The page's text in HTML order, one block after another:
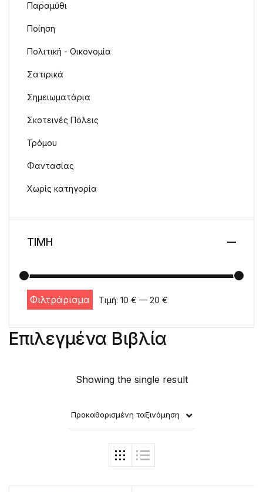
Επιλεγμένα Βιβλία
Showing the single result
Προκαθορισμένη ταξινόμηση
Παραμύθι
Ποίηση
Πολιτική - Οικονομία
Σατιρικά
Σημειωματάρια
Σκοτεινές Πόλεις
Τρόμου
Φαντασίας
Χωρίς κατηγορία
ΤΙΜΗ
Ελάχιστη τιμή
Μέγιστη τιμή
Φιλτράρισμα Τιμή: 10 € — 20 €